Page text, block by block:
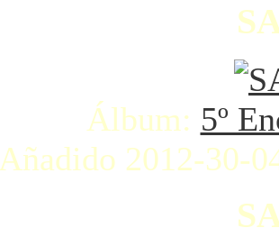
Álbum: 5º
Añadido 2012-30-